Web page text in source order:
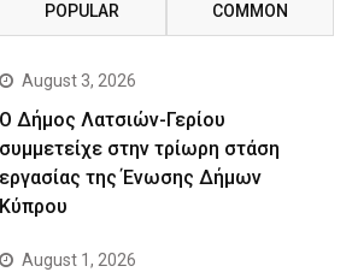
POPULAR COMMON
August 3, 2026
Ο Δήμος Λατσιών-Γερίου
συμμετείχε στην τρίωρη στάση
εργασίας της Ένωσης Δήμων
Κύπρου
August 1, 2026